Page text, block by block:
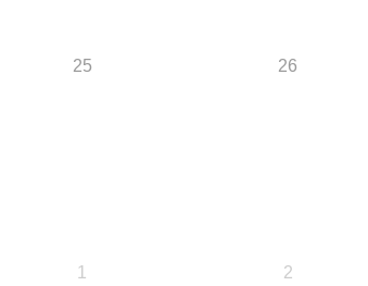
25 26
1 2